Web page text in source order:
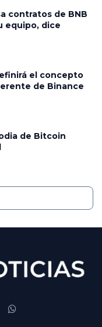
contratos de BNB
equipo, dice
el concepto
de Binance
de Bitcoin